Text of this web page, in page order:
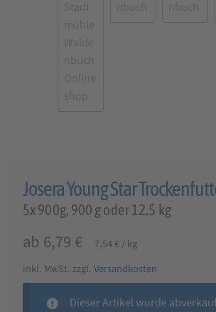
Josera Young Star
5x 900g, 900 g oder 12,5 kg
ab 6,79 € 7,54 €/kg
inkl. MwSt. zzgl. Versandkosten
Dieser Artikel wurde